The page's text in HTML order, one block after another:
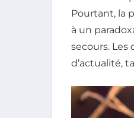
Pourtant, la
à un
secours. Les
d’actualité,